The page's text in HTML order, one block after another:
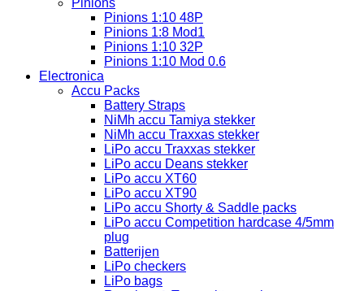
Pinions
Pinions 1:10 48P
Pinions 1:8 Mod1
Pinions 1:10 32P
Pinions 1:10 Mod 0.6
Electronica
Accu Packs
Battery Straps
NiMh accu Tamiya stekker
NiMh accu Traxxas stekker
LiPo accu Traxxas stekker
LiPo accu Deans stekker
LiPo accu XT60
LiPo accu XT90
LiPo accu Shorty & Saddle packs
LiPo accu Competition hardcase 4/5mm
plug
Batterijen
LiPo checkers
LiPo bags